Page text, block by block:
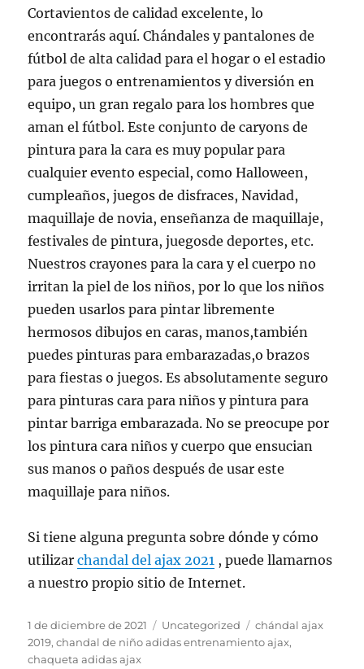
Cortavientos de calidad excelente, lo
encontrarás aquí. Chándales y pantalones de
fútbol de alta calidad para el hogar o el estadio
para juegos o entrenamientos y diversión en
equipo, un gran regalo para los hombres que
aman el fútbol. Este conjunto de caryons de
pintura para la cara es muy popular para
cualquier evento especial, como Halloween,
cumpleaños, juegos de disfraces, Navidad,
maquillaje de novia, enseñanza de maquillaje,
festivales de pintura, juegosde deportes, etc.
Nuestros crayones para la cara y el cuerpo no
irritan la piel de los niños, por lo que los niños
pueden usarlos para pintar libremente
hermosos dibujos en caras, manos,también
puedes pinturas para embarazadas,o brazos
para fiestas o juegos. Es absolutamente seguro
para pinturas cara para niños y pintura para
pintar barriga embarazada. No se preocupe por
los pintura cara niños y cuerpo que ensucian
sus manos o paños después de usar este
maquillaje para niños.
Si tiene alguna pregunta sobre dónde y cómo
utilizarchandal del ajax 2021 , puede llamarnos
a nuestro propio sitio de Internet.
Publicado
el
1 de diciembre de 2021 Categorías
Uncategorized Etiquetas
chándal ajax
2019,chandal de niño adidas entrenamiento ajax,
chaqueta adidas ajax